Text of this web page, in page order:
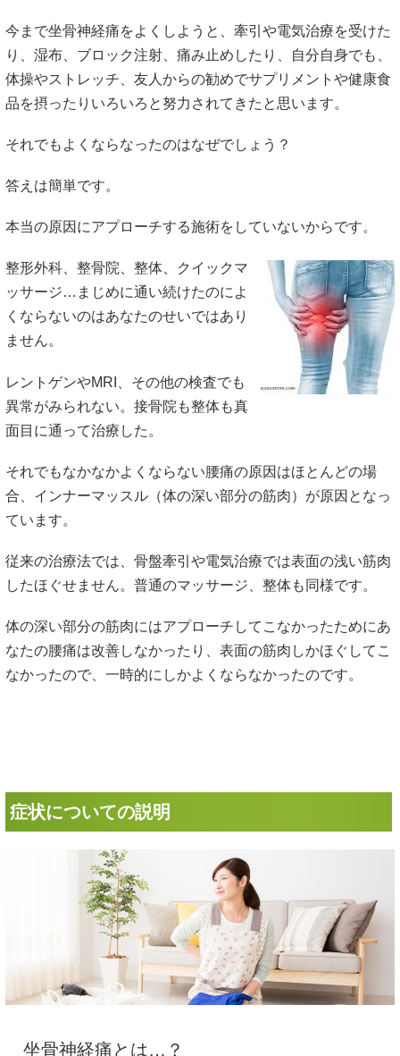
今まで坐骨神経痛をよくしようと、牽引や電気治療を受けた
り、湿布、ブロック注射、痛み止めしたり、自分自身でも、
体操やストレッチ、友人からの勧めでサプリメントや健康食
品を摂ったりいろいろと努力されてきたと思います。
それでもよくならなったのはなぜでしょう？
答えは簡単です。
本当の原因にアプローチする施術をしていないからです。
整形外科、整骨院、整体、クイックマ
ッサージ…まじめに通い続けたのによ
くならないのはあなたのせいではあり
ません。
レントゲンやMRI、その他の検査でも
異常がみられない。接骨院も整体も真
面目に通って治療した。
それでもなかなかよくならない腰痛の原因はほとんどの場
合、インナーマッスル（体の深い部分の筋肉）が原因となっ
ています。
従来の治療法では、骨盤牽引や電気治療では表面の浅い筋肉
したほぐせません。普通のマッサージ、整体も同様です。
体の深い部分の筋肉にはアプローチしてこなかったためにあ
なたの腰痛は改善しなかったり、表面の筋肉しかほぐしてこ
なかったので、一時的にしかよくならなかったのです。
症状についての説明
坐骨神経痛とは…？